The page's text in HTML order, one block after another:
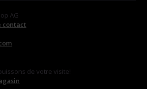
AG
contact
de votre visite!